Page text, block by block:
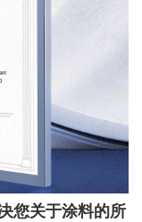
您关于涂料的所